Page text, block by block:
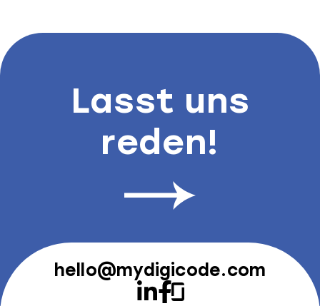
Lasst uns
reden!
hello@mydigicode.com